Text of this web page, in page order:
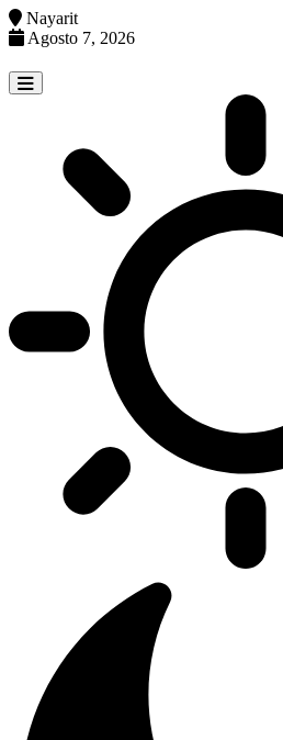
Nayarit
Agosto 7, 2026
to
content